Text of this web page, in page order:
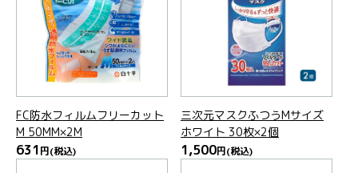
FC防水フィルムフリーカット
M 50MM×2M
631円(税込)
三次元マスクふつうMサイズ
ホワイト 30枚×2個
1,500円(税込)